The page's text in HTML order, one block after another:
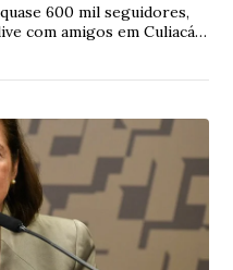
600 mil seguidores,
com amigos em Culiacán,